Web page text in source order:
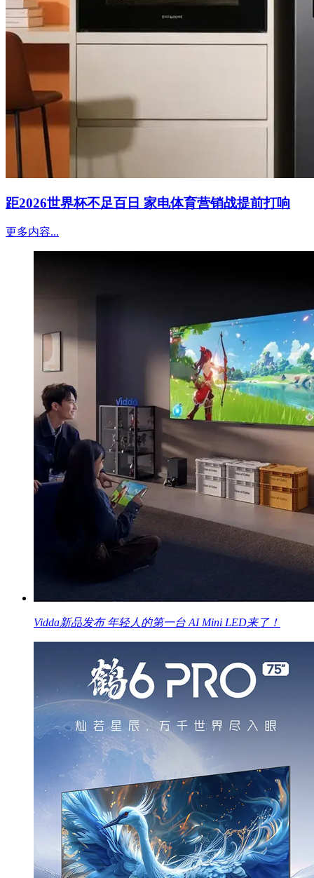
距2026世界杯不足百日 家电体育营销战提前打响
更多内容...
Vidda新品发布 年轻人的第一台 AI Mini LED来了！